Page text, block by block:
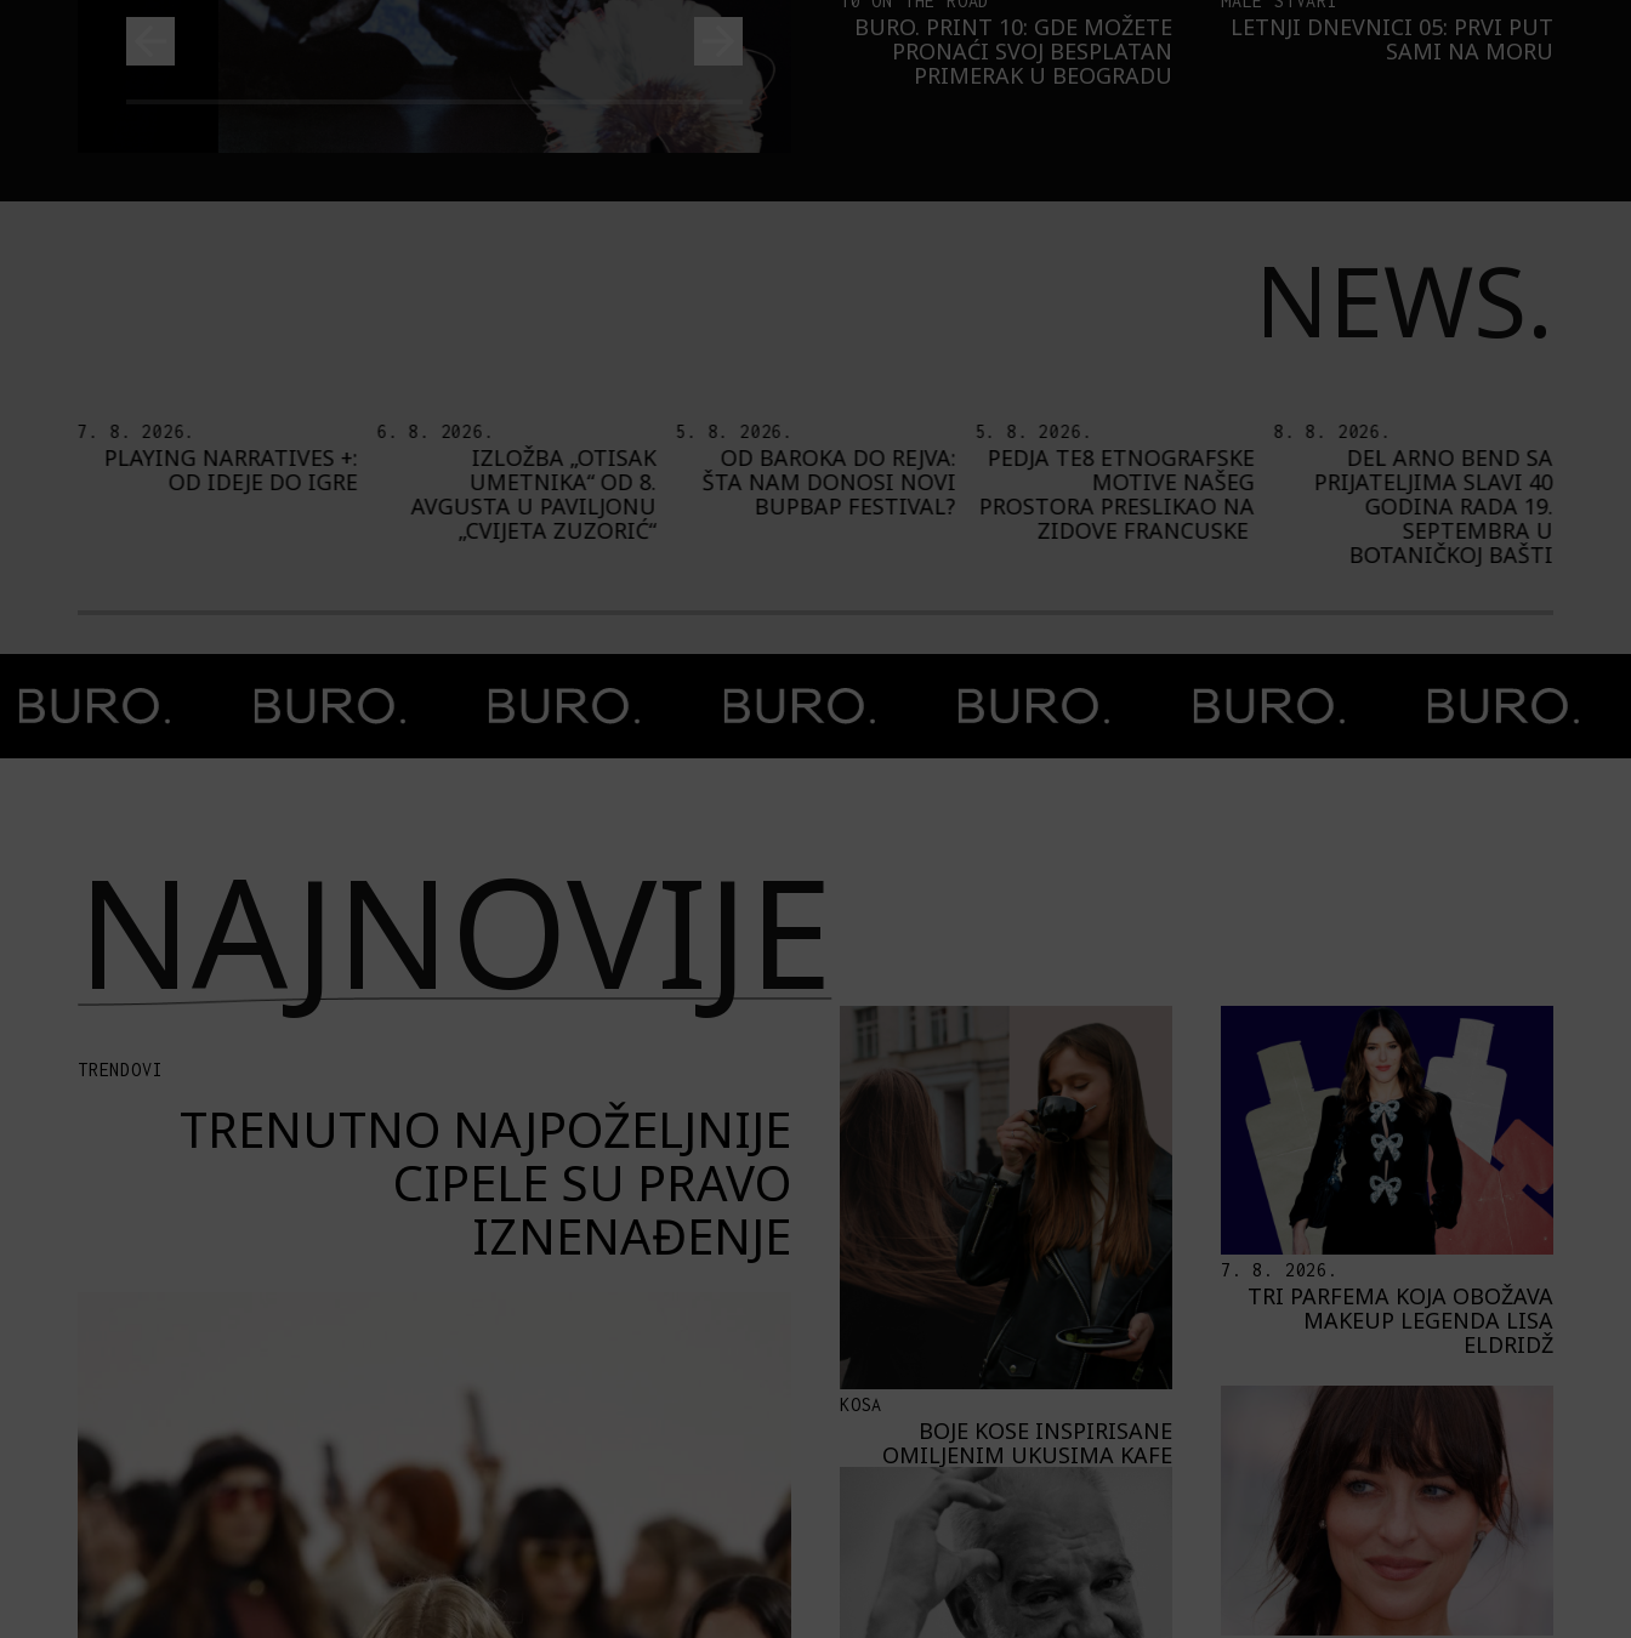
BURO. PRINT 10: GDE MOŽETE
PRONAĆI SVOJ BESPLATAN
PRIMERAK U BEOGRADU
LETNJI DNEVNICI 05: PRVI PUT
SAMI NA MORU
NEWS.
6. 8. 2026.
IZLOŽBA „OTISAK
UMETNIKA“ OD 8.
5. 8. 2026.
OD BAROKA DO REJVA:
ŠTA NAM DONOSI NOVI
BUPBAP FESTIVAL?
5. 8. 2026.
PEDJA TE8 ETNOGRAFSKE
MOTIVE NAŠEG
PROSTORA PRESLIKAO NA
8. 8. 2026.
DEL ARNO BEND SA
PRIJATELJIMA SLAVI 40
GODINA RADA 19.
SEPTEMBRA U
7. 8. 2026.
PLAYING NARRATIVES +:
OD IDEJE DO IGRE
NAJNOVIJE
TRENDOVI
TRENUTNO NAJPOŽELJNIJE
CIPELE SU PRAVO
IZNENAĐENJE
KOSA
BOJE KOSE INSPIRISANE
OMILJENIM UKUSIMA KAFE
7. 8. 2026.
TRI PARFEMA KOJA OBOŽAVA
MAKEUP LEGENDA LISA
ELDRIDŽ